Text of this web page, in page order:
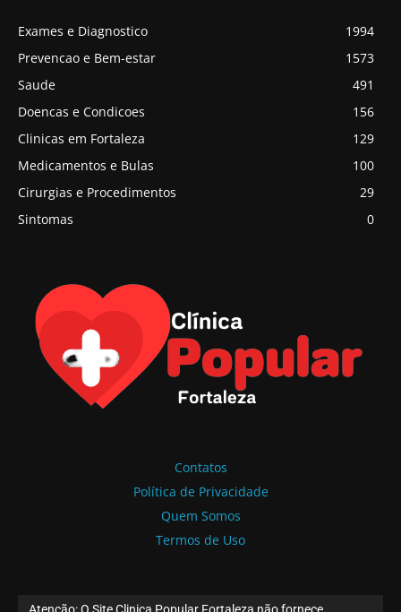
Exames e Diagnostico
1994
Prevencao e Bem-estar
1573
Saude
491
Doencas e Condicoes
156
Clinicas em Fortaleza
129
Medicamentos e Bulas
100
Cirurgias e Procedimentos
29
Sintomas
0
Contatos
Política de Privacidade
Quem Somos
Termos de Uso